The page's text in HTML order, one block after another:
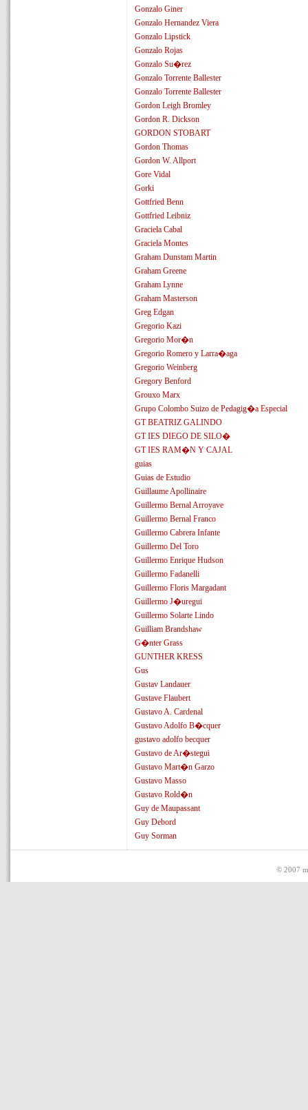
Gonzalo Giner
Gonzalo Hernandez Viera
Gonzalo Lipstick
Gonzalo Rojas
Gonzalo Su�rez
Gonzalo Torrente Ballester
Gonzalo Torrente Ballester
Gordon Leigh Bromley
Gordon R. Dickson
GORDON STOBART
Gordon Thomas
Gordon W. Allport
Gore Vidal
Gorki
Gottfried Benn
Gottfried Leibniz
Graciela Cabal
Graciela Montes
Graham Dunstam Martin
Graham Greene
Graham Lynne
Graham Masterson
Greg Edgan
Gregorio Kazi
Gregorio Mor�n
Gregorio Romero y Larra�aga
Gregorio Weinberg
Gregory Benford
Grouxo Marx
Grupo Colombo Suizo de Pedagig�a Especial
GT BEATRIZ GALINDO
GT IES DIEGO DE SILO�
GT IES RAM�N Y CAJAL
guias
Guias de Estudio
Guillaume Apollinaire
Guillermo Bernal Arroyave
Guillermo Bernal Franco
Guillermo Cabrera Infante
Guillermo Del Toro
Guillermo Enrique Hudson
Guillermo Fadanelli
Guillermo Floris Margadant
Guillermo J�uregui
Guillermo Solarte Lindo
Guilliam Brandshaw
G�nter Grass
GUNTHER KRESS
Gus
Gustav Landauer
Gustave Flaubert
Gustavo A. Cardenal
Gustavo Adolfo B�cquer
gustavo adolfo becquer
Gustavo de Ar�stegui
Gustavo Mart�n Garzo
Gustavo Masso
Gustavo Rold�n
Guy de Maupassant
Guy Debord
Guy Sorman
© 2007